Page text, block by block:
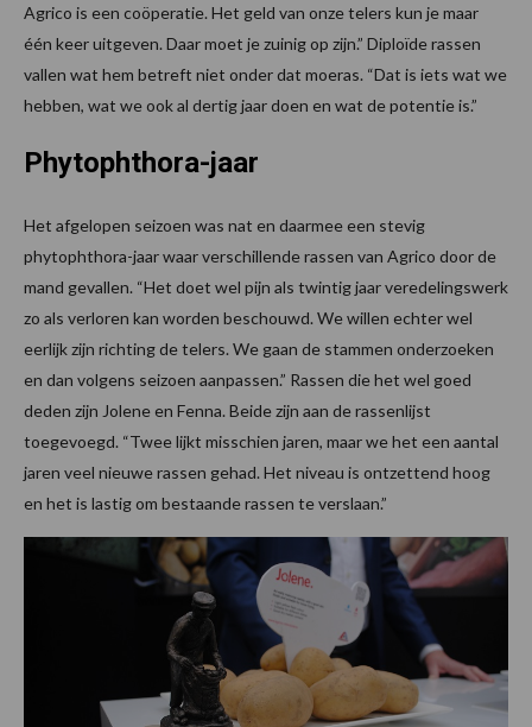
Agrico is een coöperatie. Het geld van onze telers kun je maar
één keer uitgeven. Daar moet je zuinig op zijn.” Diploïde rassen
vallen wat hem betreft niet onder dat moeras. “Dat is iets wat we
hebben, wat we ook al dertig jaar doen en wat de potentie is.”
Phytophthora-jaar
Het afgelopen seizoen was nat en daarmee een stevig
phytophthora-jaar waar verschillende rassen van Agrico door de
mand gevallen. “Het doet wel pijn als twintig jaar veredelingswerk
zo als verloren kan worden beschouwd. We willen echter wel
eerlijk zijn richting de telers. We gaan de stammen onderzoeken
en dan volgens seizoen aanpassen.” Rassen die het wel goed
deden zijn Jolene en Fenna. Beide zijn aan de rassenlijst
toegevoegd. “Twee lijkt misschien jaren, maar we het een aantal
jaren veel nieuwe rassen gehad. Het niveau is ontzettend hoog
en het is lastig om bestaande rassen te verslaan.”